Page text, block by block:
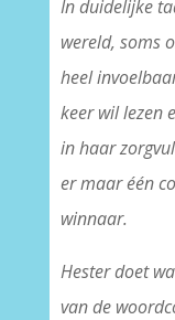
In duidelijke
wereld, soms
heel
keer wil lezen
in haar
er maar één
winnaar.
Hester doet
van de